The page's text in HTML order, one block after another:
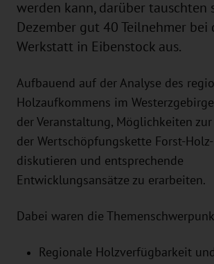
werden kann, darüber tauschten
Dezember gut 40 Teilnehmer bei
Werkstatt in Eibenstock aus.
Aufbauend auf der Analyse des
Holzaufkommens im
der Veranstaltung, Möglichkeiten
der Wertschöpfungskette Forst-Holz-
diskutieren und entsprechende
Entwicklungsansätze zu erarbeiten.
Dabei waren die
Regionale Holzverfügbarkeit